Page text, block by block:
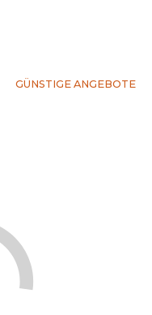
GÜNSTIGE ANGEBOTE